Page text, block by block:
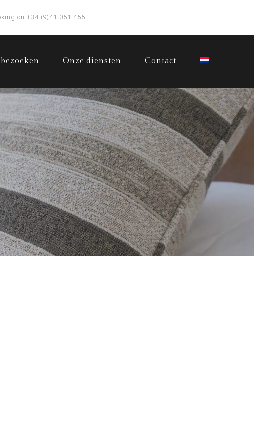
on +34 (9)41 051 455
Onze diensten Contact